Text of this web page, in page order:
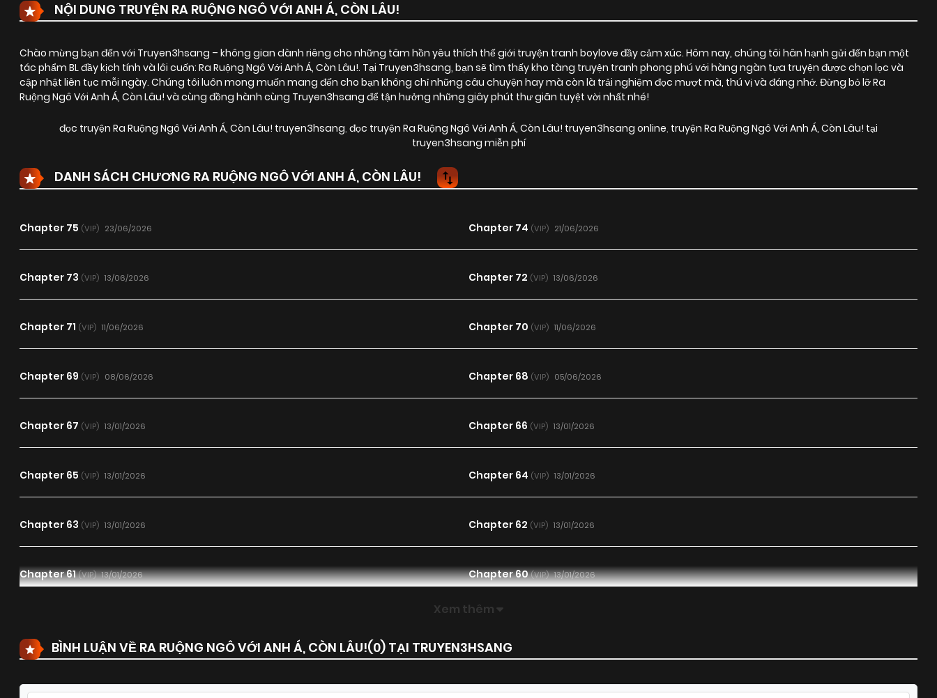
NỘI DUNG TRUYỆN RA RUỘNG NGÔ VỚI ANH Á, CÒN LÂU!
Chào mừng bạn đến với Truyen3hsang – không gian dành riêng cho những tâm hồn yêu thích thế giới truyện tranh boylove đầy cảm xúc. Hôm nay, chúng tôi hân hạnh gửi đến bạn một
tác phẩm BL đầy kịch tính và lôi cuốn: Ra Ruộng Ngô Với Anh Á, Còn Lâu!. Tại Truyen3hsang, bạn sẽ tìm thấy kho tàng truyện tranh phong phú với hàng ngàn tựa truyện được chọn lọc và
cập nhật liên tục mỗi ngày. Chúng tôi luôn mong muốn mang đến cho bạn không chỉ những câu chuyện hay mà còn là trải nghiệm đọc mượt mà, thú vị và đáng nhớ. Đừng bỏ lỡ Ra
Ruộng Ngô Với Anh Á, Còn Lâu! và cùng đồng hành cùng Truyen3hsang để tận hưởng những giây phút thư giãn tuyệt vời nhất nhé!
đọc truyện Ra Ruộng Ngô Với Anh Á, Còn Lâu! truyen3hsang, đọc truyện Ra Ruộng Ngô Với Anh Á, Còn Lâu! truyen3hsang online, truyện Ra Ruộng Ngô Với Anh Á, Còn Lâu! tại
truyen3hsang miễn phí
DANH SÁCH CHƯƠNG RA RUỘNG NGÔ VỚI ANH Á, CÒN LÂU!
Chapter 75 (VIP) 23/06/2026 Chapter 74 (VIP) 21/06/2026
Chapter 73 (VIP) 13/06/2026 Chapter 72 (VIP) 13/06/2026
Chapter 71 (VIP) 11/06/2026 Chapter 70 (VIP) 11/06/2026
Chapter 69 (VIP) 08/06/2026 Chapter 68 (VIP) 05/06/2026
Chapter 67 (VIP) 13/01/2026 Chapter 66 (VIP) 13/01/2026
Chapter 65 (VIP) 13/01/2026 Chapter 64 (VIP) 13/01/2026
Chapter 63 (VIP) 13/01/2026 Chapter 62 (VIP) 13/01/2026
Chapter 61(VIP) 13/01/2026 Chapter 60(VIP) 13/01/2026
Xem thêm
BÌNH LUẬN VỀ RA RUỘNG NGÔ VỚI ANH Á, CÒN LÂU!(0) TẠI TRUYEN3HSANG